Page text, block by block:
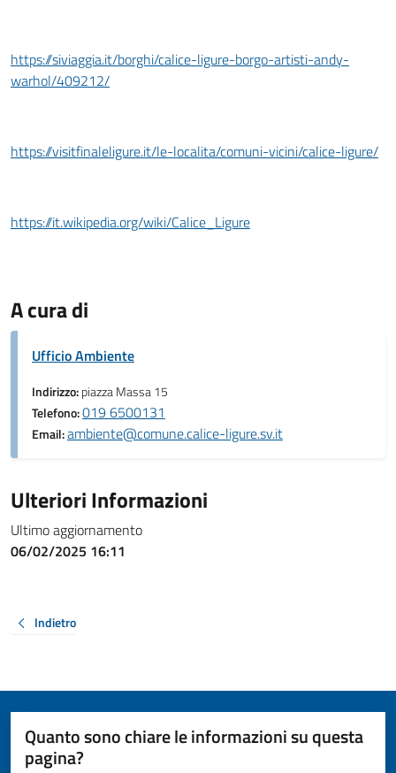
https://siviaggia.it/borghi/calice-ligure-borgo-artisti-andy-
warhol/409212/
https://visitfinaleligure.it/le-localita/comuni-vicini/calice-ligure/
https://it.wikipedia.org/wiki/Calice_Ligure
A cura di
Ufficio Ambiente
Indirizzo:piazza Massa 15
Telefono:019 6500131
Email:ambiente@comune.calice-ligure.sv.it
Ulteriori Informazioni
Ultimo aggiornamento
06/02/2025 16:11
Indietro
Quanto sono chiare le informazioni su questa
pagina?